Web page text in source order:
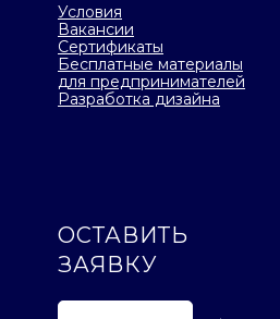
Условия
Вакансии
Сертификаты
Бесплатные материалы
для предпринимателей
Разработка дизайна
ОСТАВИТЬ
ЗАЯВКУ